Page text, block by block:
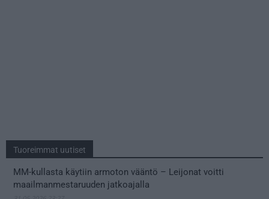
Tuoreimmat uutiset
MM-kullasta käytiin armoton vääntö – Leijonat voitti
maailmanmestaruuden jatkoajalla